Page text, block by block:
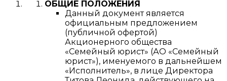
ОБЩИЕ ПОЛОЖЕНИЯ
Данный документ является
официальным предложением
(публичной офертой)
Акционерного общества
«Семейный юрист» (АО «Семейный
юрист»), именуемого в дальнейшем
«Исполнитель», в лице Директора